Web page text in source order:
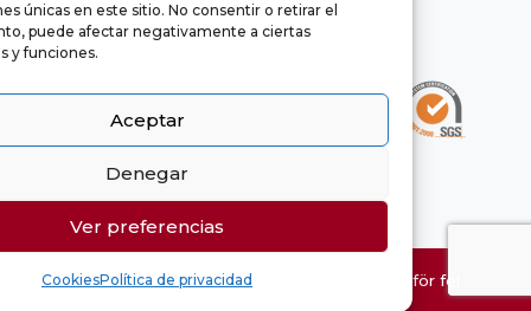
únicas en este sitio. No consentir o retirar el
puede afectar negativamente a ciertas
y funciones.
Aceptar
Denegar
Ver preferencias
CookiesPolítica de privacidad
Denna information som ges här är föremål för fel